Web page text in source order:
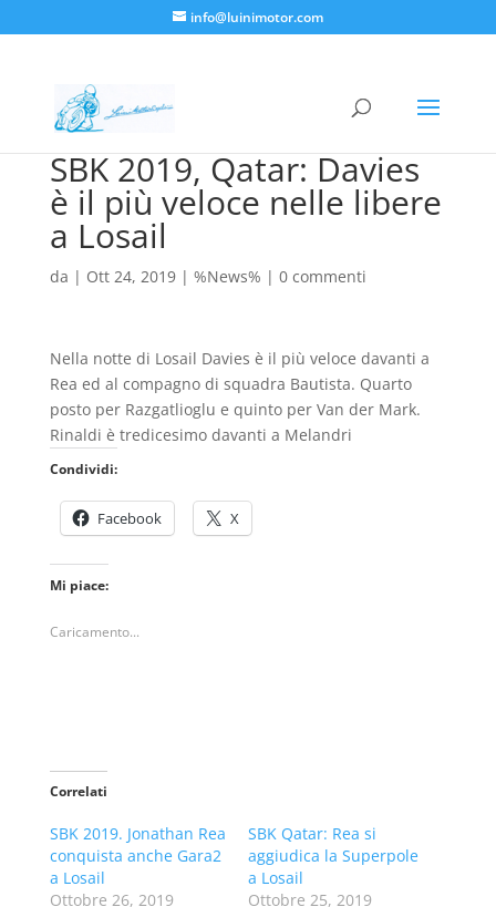
info@luinimotor.com
SBK 2019, Qatar: Davies
è il più veloce nelle libere
a Losail
da | Ott 24, 2019| %News% | 0 commenti
Nella notte di Losail Davies è il più veloce davanti a
Rea ed al compagno di squadra Bautista. Quarto
posto per Razgatlioglu e quinto per Van der Mark.
Rinaldi è tredicesimo davanti a Melandri
Condividi:
Facebook X
Mi piace:
Caricamento...
Correlati
SBK 2019. Jonathan Rea
conquista anche Gara2
a Losail
Ottobre 26, 2019
SBK Qatar: Rea si
aggiudica la Superpole
a Losail
Ottobre 25, 2019